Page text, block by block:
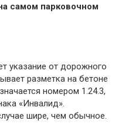
самом парковочном
указание от дорожного
разметка на бетоне
номером 1.24.3,
«Инвалид».
шире, чем обычное.